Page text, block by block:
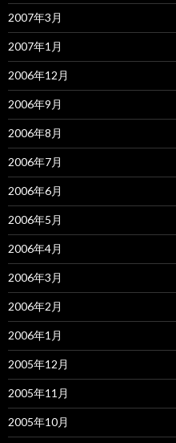
2007年3月
2007年1月
2006年12月
2006年9月
2006年8月
2006年7月
2006年6月
2006年5月
2006年4月
2006年3月
2006年2月
2006年1月
2005年12月
2005年11月
2005年10月